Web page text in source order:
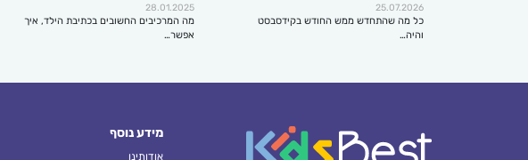
25.07.2026
כל מה שהתחדש ממש החודש בקידסבסט
והיה…
28.01.2025
מה המרכיבים החשובים בכתיבת הילד, איך
אפשר…
מידע נוסף
אודותינו